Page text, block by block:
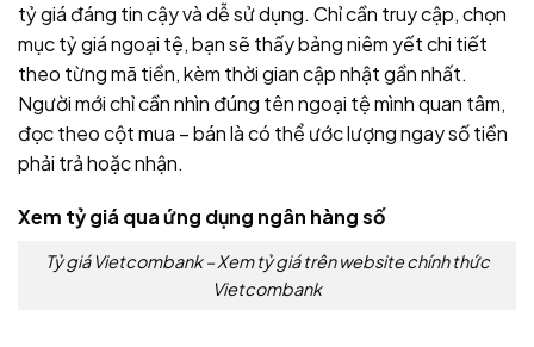
tỷ giá đáng tin cậy và dễ sử dụng. Chỉ cần truy cập, chọn
mục tỷ giá ngoại tệ, bạn sẽ thấy bảng niêm yết chi tiết
theo từng mã tiền, kèm thời gian cập nhật gần nhất.
Người mới chỉ cần nhìn đúng tên ngoại tệ mình quan tâm,
đọc theo cột mua – bán là có thể ước lượng ngay số tiền
phải trả hoặc nhận.
Xem tỷ giá qua ứng dụng ngân hàng số
Tỷ giá Vietcombank – Xem tỷ giá trên website chính thức
Vietcombank